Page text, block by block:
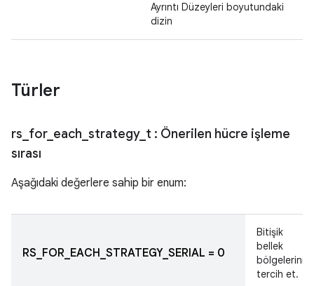
Ayrıntı Düzeyleri boyutundaki
dizin
Türler
rs for_ each strategy_ t : Önerilen hücre işleme
sırası
Aşağıdaki değerlere sahip bir enum:
RS_FOR_EACH_STRATEGY_SERIAL = 0
Bitişik
bellek
bölgelerini
tercih et.